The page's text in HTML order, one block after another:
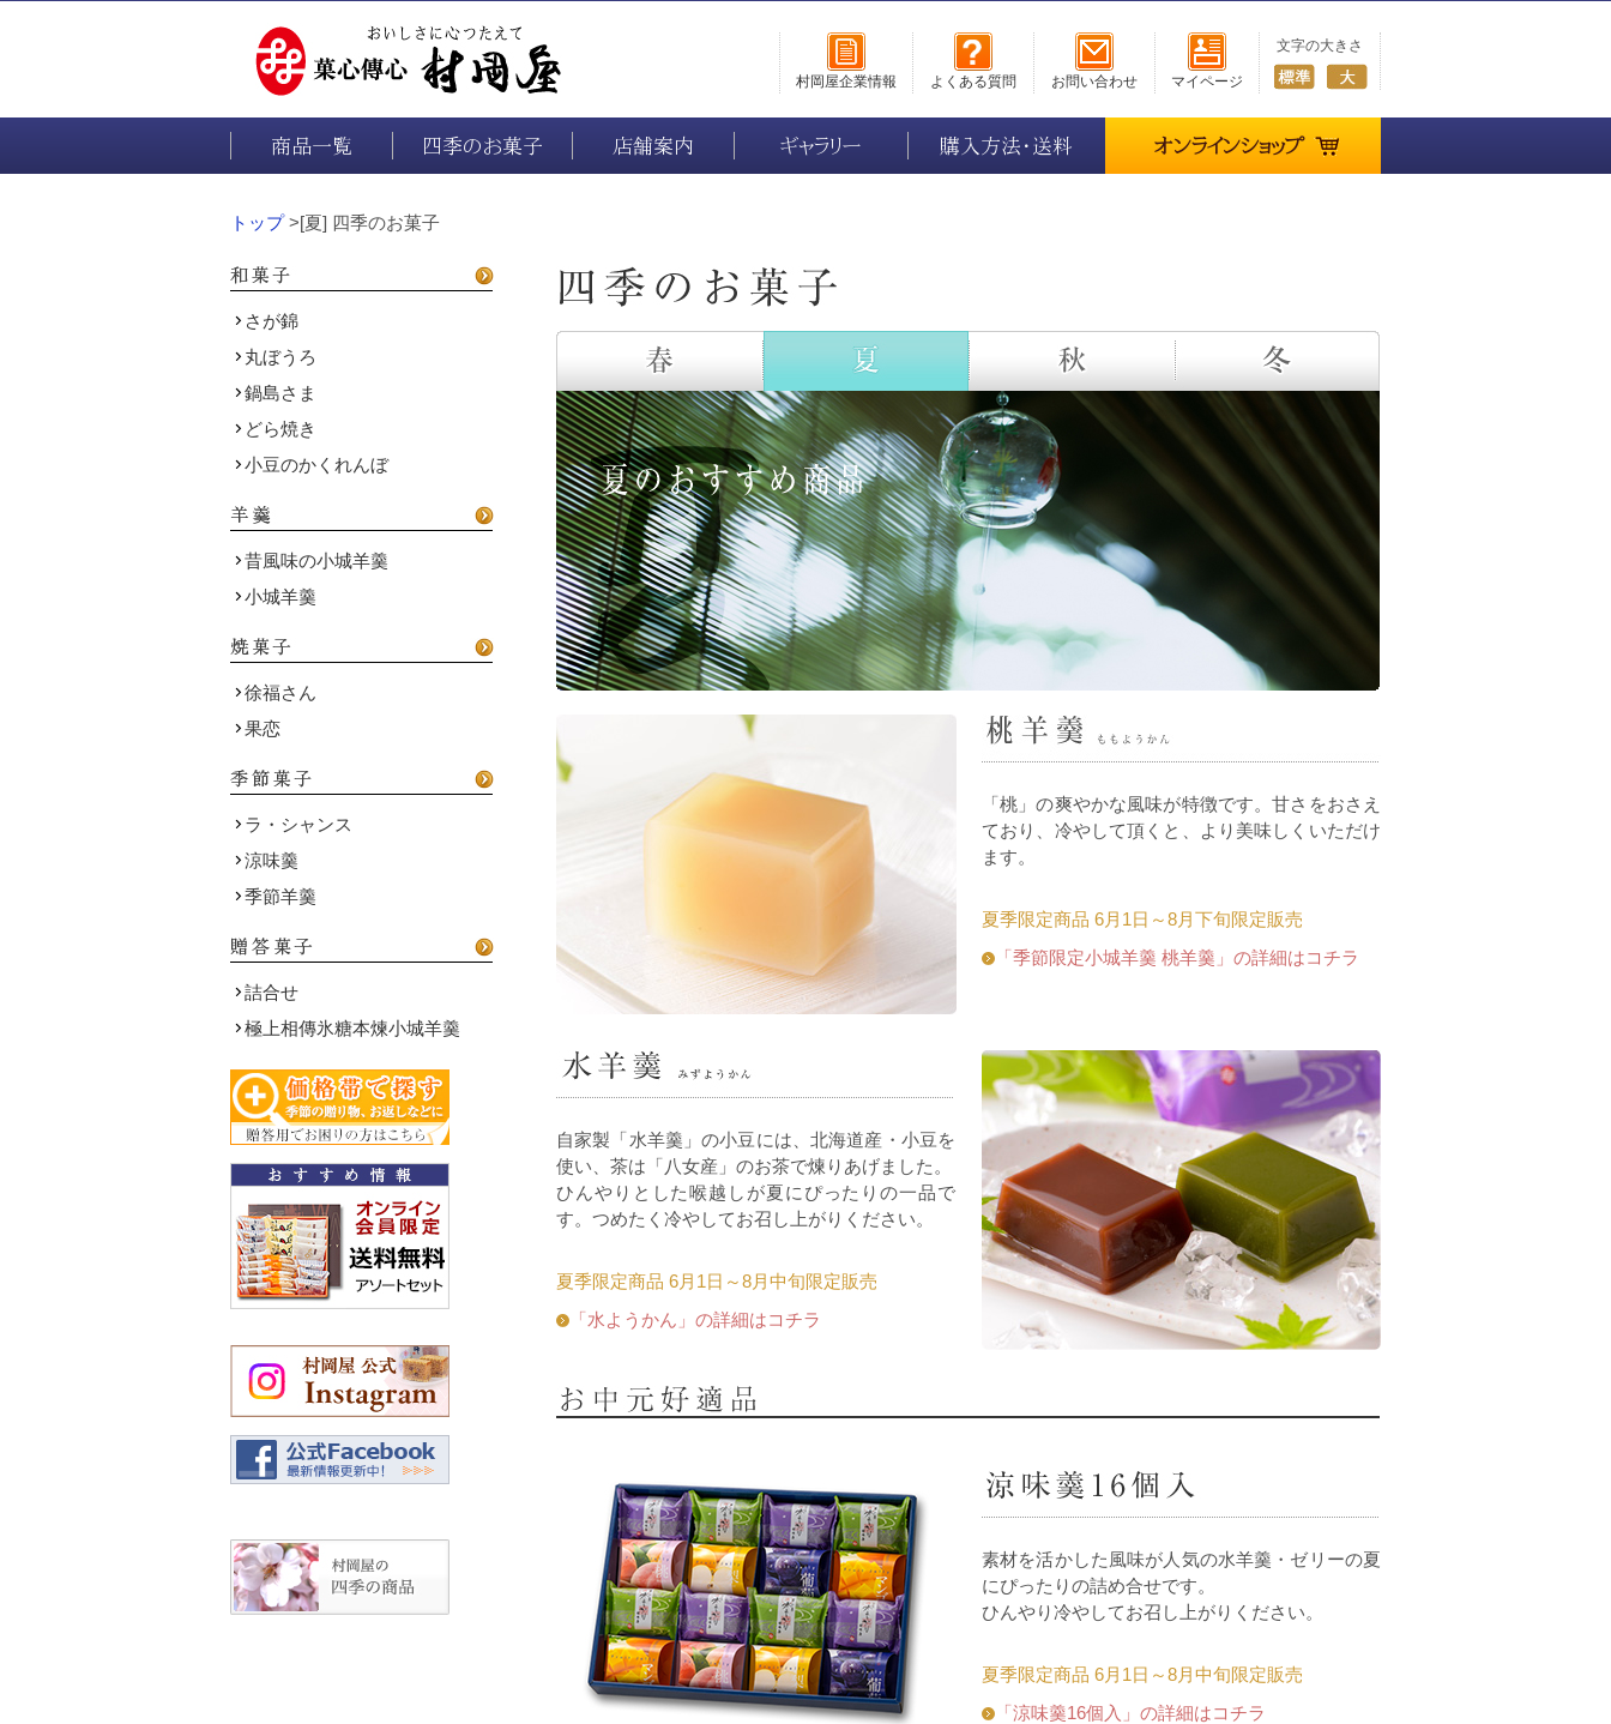
文字の大きさ
村岡屋企業情報 よくある質問 お問い合わせ マイページ
商品一覧 四季のお菓子 店舗案内 ギャラリー 購入方法・送料 オンラインショップ
トップ>[夏] 四季のお菓子
さが錦
丸ぼうろ
鍋島さま
どら焼き
小豆のかくれんぼ
昔風味の小城羊羹
小城羊羹
徐福さん
果恋
ラ・シャンス
涼味羹
季節羊羹
詰合せ
極上相傳氷糖本煉小城羊羹
「桃」の爽やかな風味が特徴です。甘さをおさえ
ており、冷やして頂くと、より美味しくいただけ
ます。
夏季限定商品 6月1日～8月下旬限定販売
「季節限定小城羊羹 桃羊羹」の詳細はコチラ
自家製「水羊羹」の小豆には、北海道産・小豆を
使い、茶は「八女産」のお茶で煉りあげました。
ひんやりとした喉越しが夏にぴったりの一品で
す。つめたく冷やしてお召し上がりください。
夏季限定商品 6月1日～8月中旬限定販売
「水ようかん」の詳細はコチラ
素材を活かした風味が人気の水羊羹・ゼリーの夏
にぴったりの詰め合せです。
ひんやり冷やしてお召し上がりください。
夏季限定商品 6月1日～8月中旬限定販売
「涼味羹16個入」の詳細はコチラ